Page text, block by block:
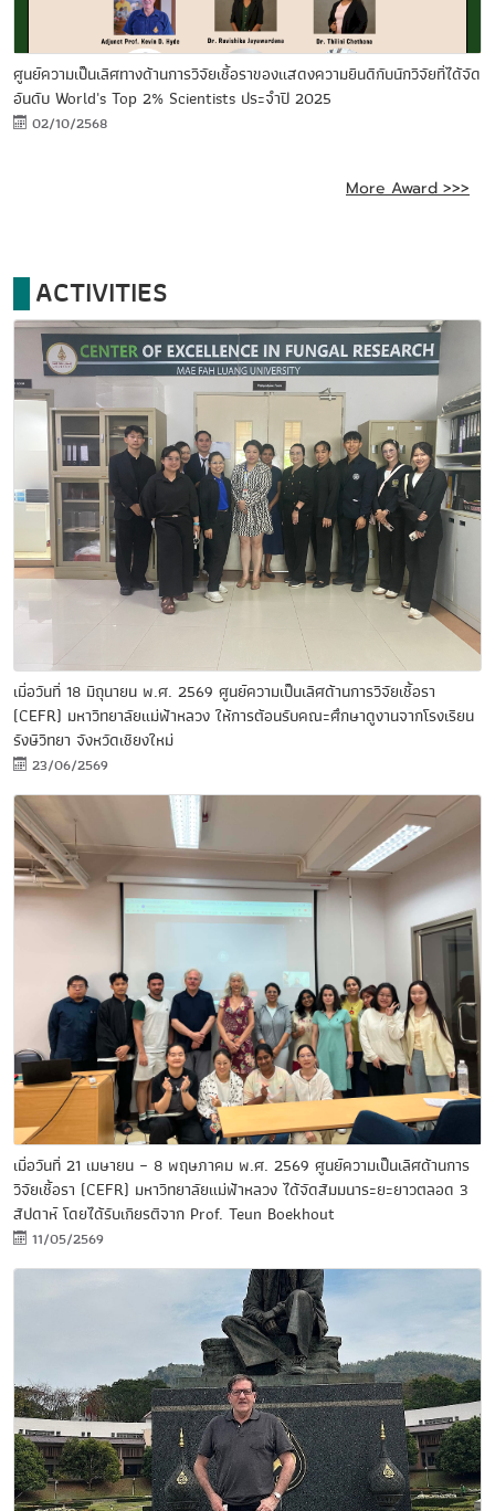
ศูนย์ความเป็นเลิศทางด้านการวิจัยเชื้อราของแสดงความยินดีกับนักวิจัยที่ได้จัด
อันดับ World's Top 2% Scientists ประจำปี 2025
02/10/2568
More Award >>>
ACTIVITIES
เมื่อวันที่ 18 มิถุนายน พ.ศ. 2569 ศูนย์ความเป็นเลิศด้านการวิจัยเชื้อรา
(CEFR) มหาวิทยาลัยแม่ฟ้าหลวง ให้การต้อนรับคณะศึกษาดูงานจากโรงเรียน
รังษีวิทยา จังหวัดเชียงใหม่
23/06/2569
เมื่อวันที่ 21 เมษายน – 8 พฤษภาคม พ.ศ. 2569 ศูนย์ความเป็นเลิศด้านการ
วิจัยเชื้อรา (CEFR) มหาวิทยาลัยแม่ฟ้าหลวง ได้จัดสัมมนาระยะยาวตลอด 3
สัปดาห์ โดยได้รับเกียรติจาก Prof. Teun Boekhout
11/05/2569